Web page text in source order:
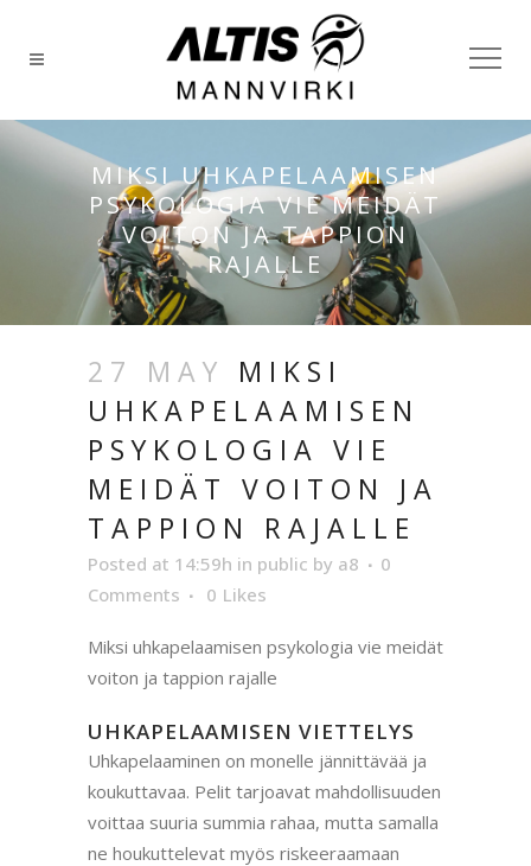
MIKSI UHKAPELAAMISEN
PSYKOLOGIA VIE MEIDÄT
VOITON JA TAPPION
RAJALLE
27 MAY
MIKSI
UHKAPELAAMISEN
PSYKOLOGIA VIE
MEIDÄT VOITON JA
TAPPION RAJALLE
Posted at 14:59h in public by a8
0
Comments
0 Likes
Miksi uhkapelaamisen psykologia vie meidät
voiton ja tappion rajalle
UHKAPELAAMISEN VIETTELYS
Uhkapelaaminen on monelle jännittävää ja
koukuttavaa. Pelit tarjoavat mahdollisuuden
voittaa suuria summia rahaa, mutta samalla
ne houkuttelevat myös riskeeraamaan